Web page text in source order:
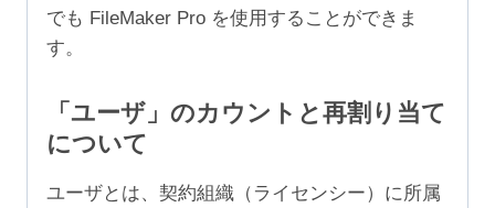
でも FileMaker Pro を使用することができま
す。
「ユーザ」のカウントと再割り当て
について
ユーザとは、契約組織（ライセンシー）に所属